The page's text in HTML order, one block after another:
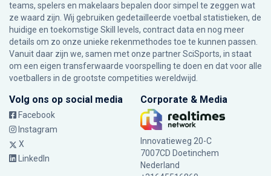
teams, spelers en makelaars bepalen door simpel te zeggen wat
ze waard zijn. Wij gebruiken gedetailleerde voetbal statistieken, de
huidige en toekomstige Skill levels, contract data en nog meer
details om zo onze unieke rekenmethodes toe te kunnen passen.
Vanuit daar zijn we, samen met onze partner SciSports, in staat
om een eigen transferwaarde voorspelling te doen en dat voor alle
voetballers in de grootste competities wereldwijd.
Volg ons op social media
Facebook
Instagram
X
LinkedIn
Corporate & Media
Innovatieweg 20-C
7007CD Doetinchem
Nederland